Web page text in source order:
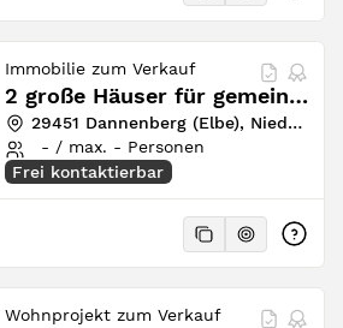
Immobilie zum Verkauf
2 große Häuser für gemeinsames Leben im Wendland
29451 Dannenberg (Elbe), Niedersachsen, Deutschland
- / max. - Personen
Frei kontaktierbar
Wohnprojekt zum Verkauf